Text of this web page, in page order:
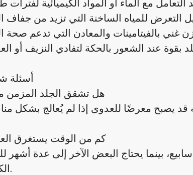
أسئلة
هل تشقق الجلد المزمن
كم من الوقت يستغرق
بينما يحتاج البعض الآخر إلى عدة أشهر
الكامل.